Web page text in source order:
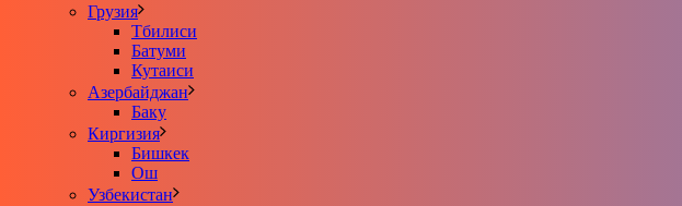
Грузия
Тбилиси
Батуми
Кутаиси
Азербайджан
Баку
Киргизия
Бишкек
Ош
Узбекистан